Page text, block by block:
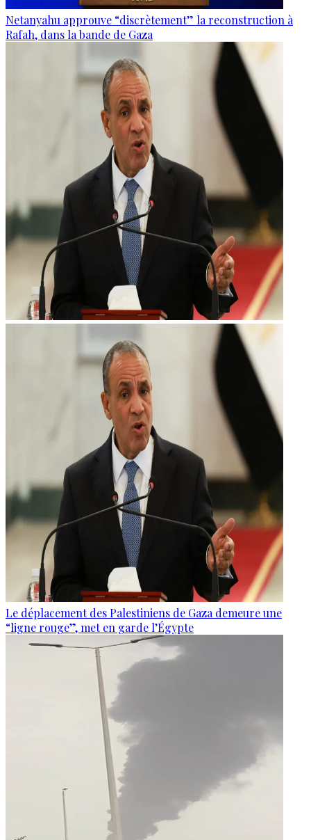
Netanyahu approuve “discrètement” la reconstruction à
Rafah, dans la bande de Gaza
Le déplacement des Palestiniens de Gaza demeure une
“ligne rouge”, met en garde l’Égypte